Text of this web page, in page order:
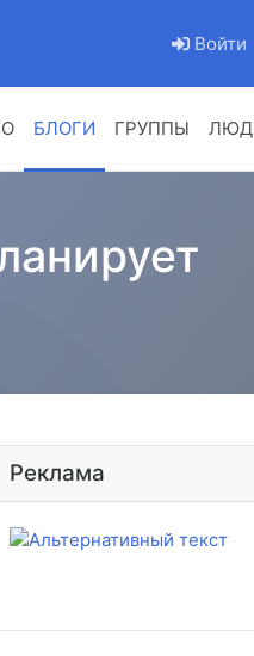
Войти
БЛОГИ ГРУППЫ
Реклама